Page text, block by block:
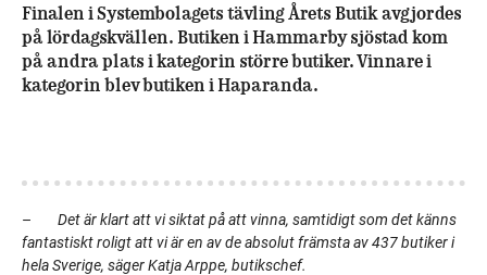
Finalen i Systembolagets tävling Årets Butik avgjordes
på lördagskvällen. Butiken i Hammarby sjöstad kom
på andra plats i kategorin större butiker. Vinnare i
kategorin blev butiken i Haparanda.
–
Det är klart att vi siktat på att vinna, samtidigt som det känns
fantastiskt roligt att vi är en av de absolut främsta av 437 butiker i
hela Sverige, säger Katja Arppe, butikschef.